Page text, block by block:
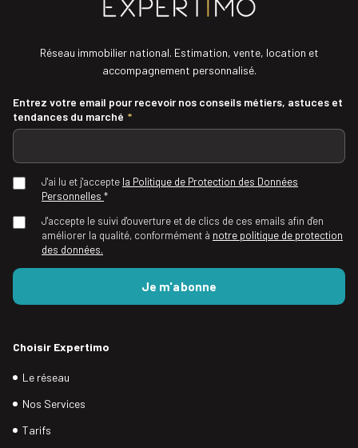
Réseau immobilier national. Estimation, vente, location et
accompagnement personnalisé.
Entrez votre email pour recevoir nos conseils métiers, astuces et
tendances du marché *
J'ai lu et j'accepte la Politique de Protection des Données
Personnelles *
J'accepte le suivi d'ouverture et de clics de ces emails afin d'en
améliorer la qualité, conformément à notre politique de protection
des données.
Choisir Expertimo
Le réseau
Nos Services
Tarifs